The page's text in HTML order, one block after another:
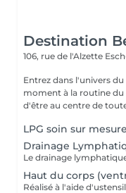
Destination
106, rue de l'Alzette
Entrez dans l'univers
moment à la routine du quotidien.
d'être au centre de
LPG soin sur mesure
Drainage
Haut du corps